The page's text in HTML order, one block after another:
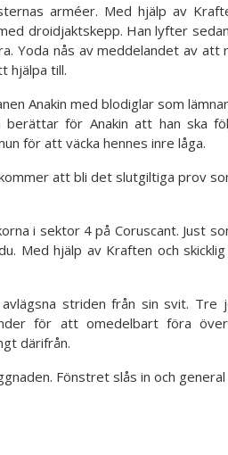
arméer. Med hjälp av
droidjaktskepp. Han lyfter
Yoda nås av meddelandet av
hjälpa till.
Anakin med blodiglar som
berättar för Anakin att han ska
för att väcka hennes inre låga.
att bli det slutgiltiga prov
i sektor 4 på Coruscant. Just
Med hjälp av Kraften och
striden från sin svit. Tre
för att omedelbart föra
därifrån.
Fönstret slås in och